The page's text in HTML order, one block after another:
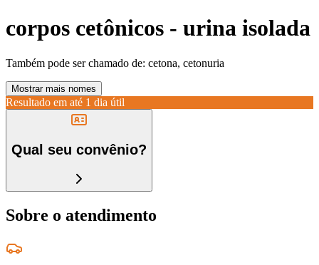
corpos cetônicos - urina isolada
Também pode ser chamado de: cetona, cetonuria
Mostrar mais nomes
Resultado em até 1 dia útil
Qual seu convênio?
Sobre o atendimento